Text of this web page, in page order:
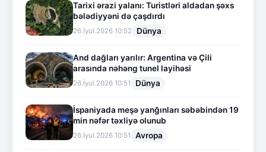
Tarixi ərazi yalanı: Turistləri aldadan şəxs
bələdiyyəni də çaşdırdı
26.İyul.2026 10:52 Dünya
And dağları yarılır: Argentina və Çili
arasında nəhəng tunel layihəsi
26.İyul.2026 10:51 Dünya
İspaniyada meşə yanğınları səbəbindən 19
min nəfər təxliyə olunub
26.İyul.2026 10:51 Avropa